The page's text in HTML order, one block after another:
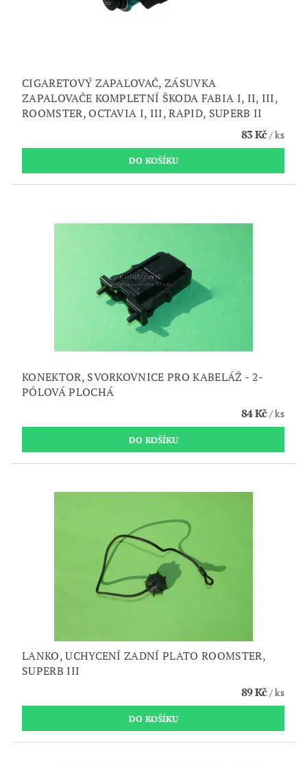
CIGARETOVÝ ZAPALOVAČ, ZÁSUVKA
ZAPALOVAČE KOMPLETNÍ ŠKODA FABIA I, II, III,
ROOMSTER, OCTAVIA I, III, RAPID, SUPERB II
83 Kč/ ks
KONEKTOR, SVORKOVNICE PRO KABELÁŽ - 2-
PÓLOVÁ PLOCHÁ
84 Kč/ ks
LANKO, UCHYCENÍ ZADNÍ PLATO ROOMSTER,
SUPERB III
89 Kč/ ks